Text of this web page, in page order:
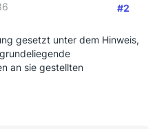
#2
gesetzt unter dem Hinweis,
an sie gestellten